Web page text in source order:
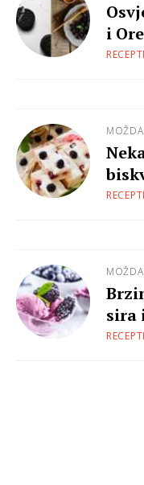
i
RECEPTI
RECEPTI
sira
RECEPTI